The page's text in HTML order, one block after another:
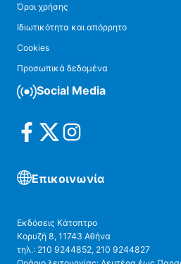
Όροι χρήσης
Ιδιωτικότητα και απόρρητο
Cookies
Προσωπικά δεδομένα
Social Media
Επικοινωνία
Εκδόσεις Κάτοπτρο
Κορυζή 8, 11743 Αθήνα
τηλ.: 210 9244852, 210 9244827